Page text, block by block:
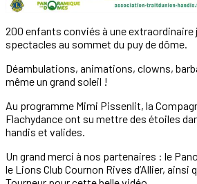
200 enfants conviés à une extraordinaire
spectacles au sommet du puy de dôme.
Déambulations, animations, clowns,
même un grand soleil !
Au programme Mimi Pissenlit, la
Flachydance ont su mettre des étoiles
handis et valides.
Un grand merci à nos partenaires : le
le Lions Club Cournon Rives d’Allier, ainsi